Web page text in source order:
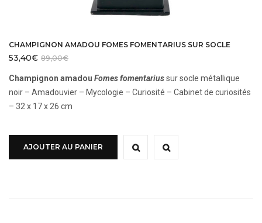
CHAMPIGNON AMADOU FOMES FOMENTARIUS SUR SOCLE
89,00€
53,40€
Champignon amadou Fomes fomentariussur socle métallique
noir – Amadouvier – Mycologie – Curiosité – Cabinet de curiosités
– 32 x 17 x 26 cm
AJOUTER AU PANIER